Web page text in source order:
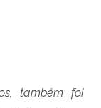
também foi